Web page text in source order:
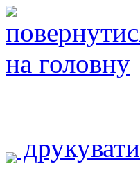
друкувати